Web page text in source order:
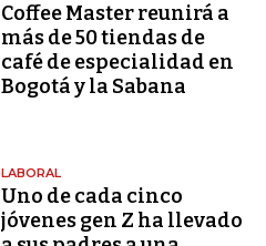
Coffee Master reunirá a
más de 50 tiendas de
café de especialidad en
Bogotá y la Sabana
LABORAL
Uno de cada cinco
jóvenes gen Z ha llevado